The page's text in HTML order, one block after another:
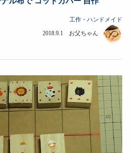
工作・ハンドメイド
2018.9.1 お父ちゃん